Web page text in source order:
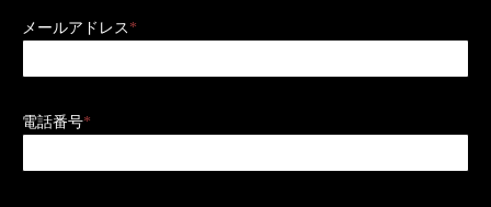
メールアドレス *
電話番号*